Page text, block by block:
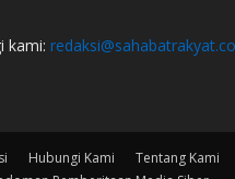
kami:
Hubungi Kami
Tentang Kami